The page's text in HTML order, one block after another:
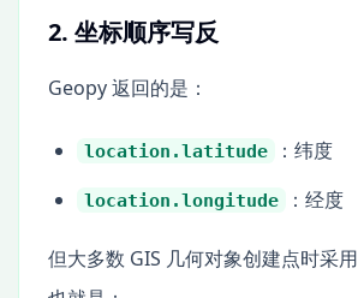
2. 坐标顺序写反
Geopy 返回的是：
location.latitude ：纬度
location.longitude ：经度
但大多数 GIS 几何对象创建点时采用